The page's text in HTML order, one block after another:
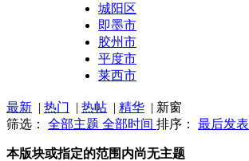
城阳区
即墨市
胶州市
平度市
莱西市
最新 | 热门 | 热帖 | 精华 | 新窗
筛选： 全部主题 全部时间 排序： 最后发表
本版块或指定的范围内尚无主题